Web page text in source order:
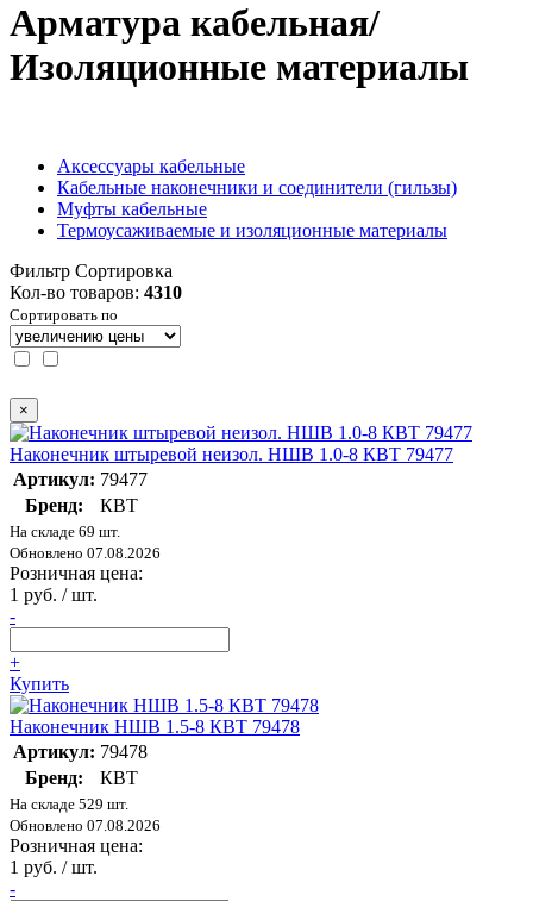
Арматура кабельная/
Изоляционные материалы
Аксессуары кабельные
Кабельные наконечники и соединители (гильзы)
Муфты кабельные
Термоусаживаемые и изоляционные материалы
Фильтр Сортировка
Кол-во товаров: 4310
Сортировать по
×
Наконечник штыревой неизол. НШВ 1.0-8 КВТ 79477
Артикул: 79477
Бренд:
КВТ
На складе 69 шт.
Обновлено 07.08.2026
Розничная цена:
1 руб. / шт.
-
+
Купить
Наконечник НШВ 1.5-8 КВТ 79478
Артикул: 79478
Бренд:
КВТ
На складе 529 шт.
Обновлено 07.08.2026
Розничная цена:
1 руб. / шт.
-